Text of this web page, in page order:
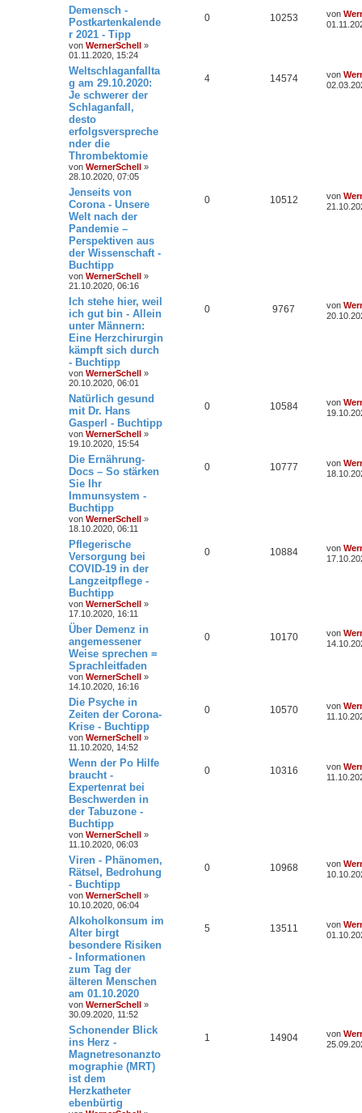
Demensch -
Postkartenkalende
r 2021 - Tipp
von WernerSchell »
01.11.2020, 15:24
0 10253 von
Weltschlaganfallta
g am 29.10.2020:
Je schwerer der
Schlaganfall,
desto
erfolgsverspreche
nder die
Thrombektomie
von WernerSchell »
28.10.2020, 07:05
4 14574 von
Jenseits von
Corona - Unsere
Welt nach der
Pandemie –
Perspektiven aus
der Wissenschaft -
Buchtipp
von WernerSchell »
21.10.2020, 06:16
0 10512 von
Ich stehe hier, weil
ich gut bin - Allein
unter Männern:
Eine Herzchirurgin
kämpft sich durch
- Buchtipp
von WernerSchell »
20.10.2020, 06:01
0 9767 von
Natürlich gesund
mit Dr. Hans
Gasperl - Buchtipp
von WernerSchell »
19.10.2020, 15:54
0 10584 von
Die Ernährung-
Docs – So stärken
Sie Ihr
Immunsystem -
Buchtipp
von WernerSchell »
18.10.2020, 06:11
0 10777 von
Pflegerische
Versorgung bei
COVID-19 in der
Langzeitpflege -
Buchtipp
von WernerSchell »
17.10.2020, 16:11
0 10884 von
Über Demenz in
angemessener
Weise sprechen =
Sprachleitfaden
von WernerSchell »
14.10.2020, 16:16
0 10170 von
Die Psyche in
Zeiten der Corona-
Krise - Buchtipp
von WernerSchell »
11.10.2020, 14:52
0 10570 von
Wenn der Po Hilfe
braucht -
Expertenrat bei
Beschwerden in
der Tabuzone -
Buchtipp
von WernerSchell »
11.10.2020, 06:03
0 10316 von
Viren - Phänomen,
Rätsel, Bedrohung
- Buchtipp
von WernerSchell »
10.10.2020, 06:04
0 10968 von
Alkoholkonsum im
Alter birgt
besondere Risiken
- Informationen
zum Tag der
älteren Menschen
am 01.10.2020
von WernerSchell »
30.09.2020, 11:52
5 13511 von
Schonender Blick
ins Herz -
Magnetresonanzto
mographie (MRT)
ist dem
Herzkatheter
ebenbürtig
1 14904 von